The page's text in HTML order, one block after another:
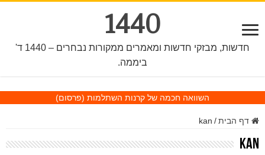
1440
חדשות, מבזקי חדשות ומאמרים ממקורות נבחרים – 1440 ד'
ביממה.
השוואה חכמה של קרנות השתלמות (פרסום)
דף הבית /
kan
kan